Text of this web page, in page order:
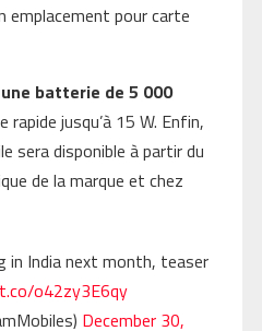
emplacement pour carte
une batterie de 5 000
jusqu’à 15 W. Enfin,
sera disponible à partir du
de la marque et chez
in India next month, teaser
o42zy3E6qy
December 30,